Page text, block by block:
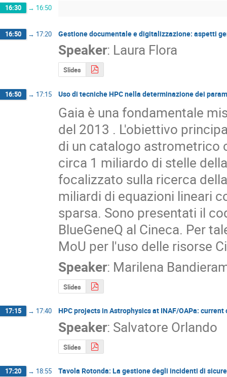
16:30 → 16:50
16:50 → 17:20 Gestione documentale e digitalizzazione: aspetti
Speaker: Laura Flora
Slides
16:50 → 17:15 Uso di tecniche HPC nella determinazione dei
Gaia è una fondamentale
del 2013 . L'obiettivo
di un catalogo astrometrico
circa 1 miliardo di stelle
focalizzato sulla ricerca
miliardi di equazioni lineari
sparsa. Sono presentati il
BlueGeneQ al Cineca. Per
MoU per l'uso delle risorse
Speaker: Marilena
Slides
17:15 → 17:40 HPC projects in Astrophysics at INAF/OAPa:
Speaker: Salvatore Orlando
Slides
17:20 → 18:55 Tavola Rotonda: La gestione degli incidenti di